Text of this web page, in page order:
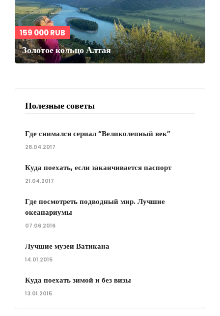
159 000 RUB
Золотое кольцо Алтая
Полезные советы
Где снимался сериал “Великолепный век”
28.04.2017
Куда поехать, если заканчивается паспорт
21.04.2017
Где посмотреть подводный мир. Лучшие
океанариумы
07.06.2016
Лучшие музеи Ватикана
14.01.2015
Куда поехать зимой и без визы
13.01.2015